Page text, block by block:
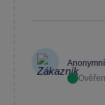
Anonymní